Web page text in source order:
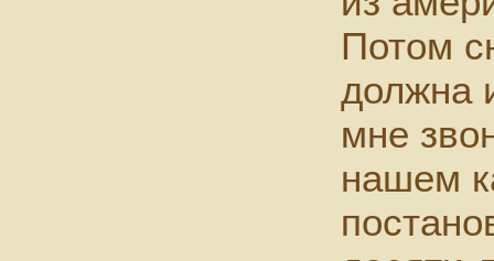
Потом
должна
мне
нашем